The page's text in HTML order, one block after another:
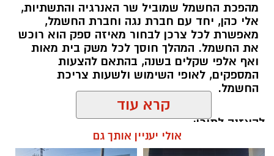
מהפכת החשמל שמוביל שר האנרגיה והתשתיות,
אלי כהן, יחד עם חברת נגה וחברת החשמל,
מאפשרת לכל צרכן לבחור מאיזה ספק הוא רוכש
את החשמל. המהלך חוסך לכל משק בית מאות
ואף אלפי שקלים בשנה, בהתאם להצעות
המספקים, לאופי השימוש ולשעות צריכת
החשמל.
להאזנה לתוכן:
קרא עוד
אולי יעניין אותך גם